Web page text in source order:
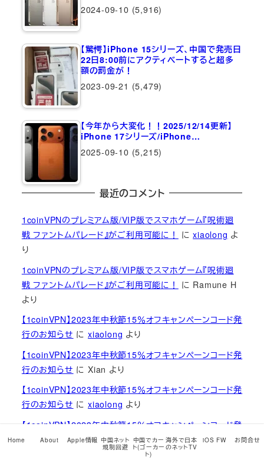
2024-09-10 (5,916)
【驚愕】iPhone 15シリーズ、中国で発売日
22日8:00前にアクティベートすると超多
額の罰金が！
2023-09-21 (5,479)
【今年から大変化！！2025/12/14更新】
iPhone 17シリーズ/iPhone…
2025-09-10 (5,215)
最近のコメント
1coinVPNのプレミアム版/VIP版でスマホゲーム『呪術廻
戦 ファントムパレード』がご利用可能に！
にxiaolong よ
り
1coinVPNのプレミアム版/VIP版でスマホゲーム『呪術廻
戦 ファントムパレード』がご利用可能に！
に Ramune H
より
【1coinVPN】2023年中秋節15％オフキャンペーンコード発
行のお知らせ にxiaolong より
【1coinVPN】2023年中秋節15％オフキャンペーンコード発
行のお知らせ にXian より
【1coinVPN】2023年中秋節15％オフキャンペーンコード発
行のお知らせ にxiaolong より
【1coinVPN】2023年中秋節15％オフキャンペーンコード発
行のお知らせにXianより
1coinVPNのプレミアム版/VIP版でスマホゲーム『呪術廻
Home About Apple情報 中国ネット
規制回避
中国でカー
ト(ゴーカー
ト)
海外で日本
のネットTV
iOS FW お問合せ